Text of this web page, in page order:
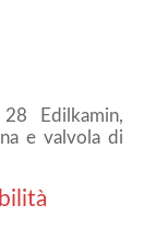
Edilkamin,
e valvola di